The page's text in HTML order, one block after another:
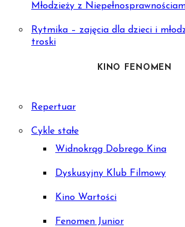
Młodzieży z
Rytmika – zajęcia dla dzieci i
troski
KINO FENOMEN
Repertuar
Cykle stałe
Widnokrąg Dobrego Kina
Dyskusyjny Klub Filmowy
Kino Wartości
Fenomen Junior